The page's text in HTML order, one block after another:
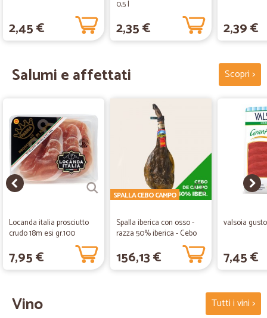
2,45 €
0,5 l
2,35 € 2,39 €
Salumi e affettati Scopri >
Locanda italia prosciutto
crudo 18m esi gr.100
7,95 €
Spalla iberica con osso -
razza 50% iberica - Cebo
SPALLA CEBO CAMPO
156,13 €
valsoia
7,45 €
Vino Tutti i vini >